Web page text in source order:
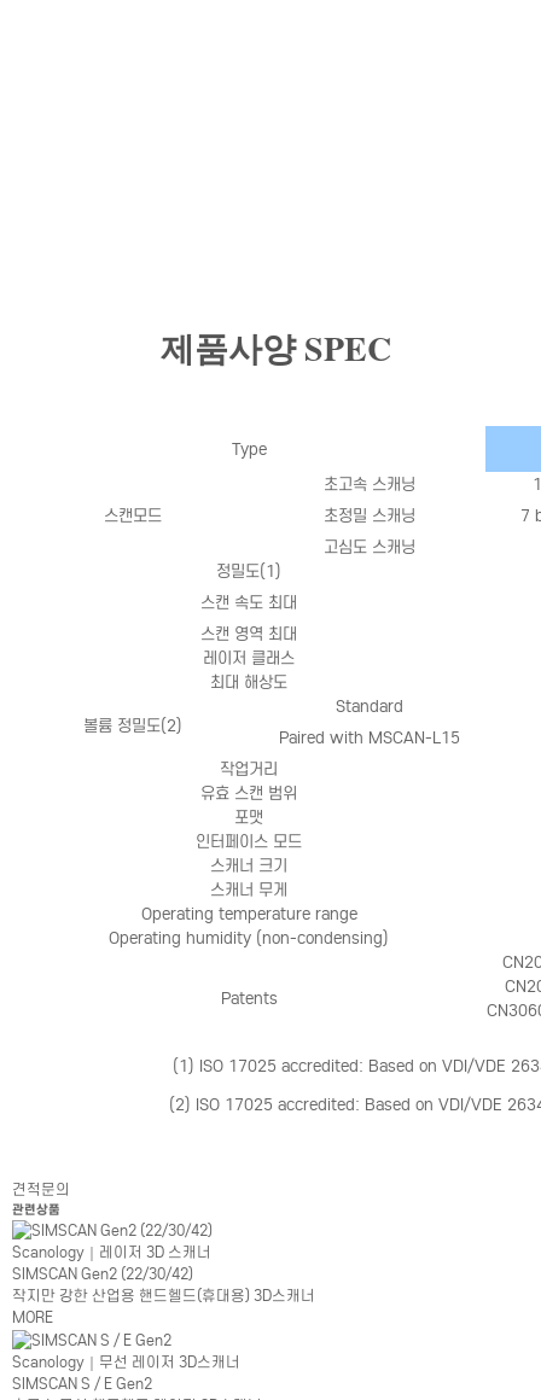
제품사양 SPEC
Type
스캔모드
초고속 스캐닝
초정밀 스캐닝
7
고심도 스캐닝
정밀도(1)
스캔 속도 최대
스캔 영역 최대
레이저 클래스
최대 해상도
볼륨 정밀도(2)
Standard
Paired with MSCAN-L15
작업거리
유효 스캔 범위
포맷
인터페이스 모드
스캐너 크기
스캐너 무게
Operating temperature range
Operating humidity (non-condensing)
Patents
(1) ISO 17025 accredited: Based on VDI/VDE
(2) ISO 17025 accredited: Based on VDI/VDE
견적문의
관련상품
Scanology｜레이저 3D 스캐너
SIMSCAN Gen2 (22/30/42)
작지만 강한 산업용 핸드헬드(휴대용) 3D스캐너
MORE
Scanology｜무선 레이저 3D스캐너
SIMSCAN S / E Gen2